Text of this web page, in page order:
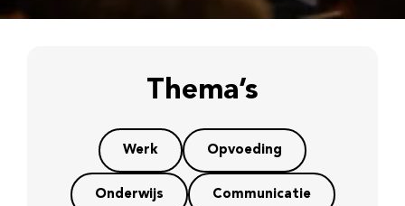
Thema’s
Werk Opvoeding
Onderwijs Communicatie